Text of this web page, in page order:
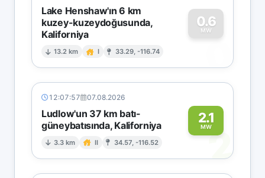
Lake Henshaw'ın 6 km
kuzey-kuzeydoğusunda,
Kaliforniya
13.2 km I 33.29, -116.74
0.6
MW
0
12:07:57 07.08.2026
Ludlow'un 37 km batı-
güneybatısında, Kaliforniya
3.3 km II 34.57, -116.52
2.1
MW2